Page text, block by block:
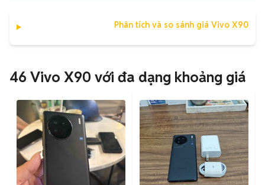
Phân tích và so sánh giá Vivo X90
46 Vivo X90 với đa dạng khoảng giá